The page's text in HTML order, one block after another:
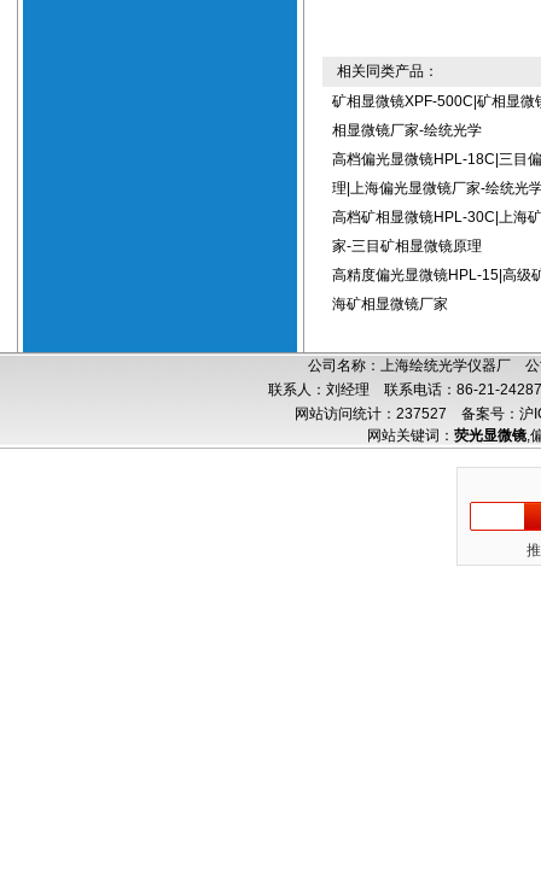
相关同类产品：
矿相显微镜XPF-500C|矿相显微
相显微镜厂家-绘统光学
高档偏光显微镜HPL-18C|三目
理|上海偏光显微镜厂家-绘统光
高档矿相显微镜HPL-30C|上海
家-三目矿相显微镜原理
高精度偏光显微镜HPL-15|高级
海矿相显微镜厂家
公司名称：上海绘统光学仪器厂
联系人：刘经理 联系电话：86-21-
网站访问统计：237527 备案号：沪
网站关键词： 荧光显微镜,